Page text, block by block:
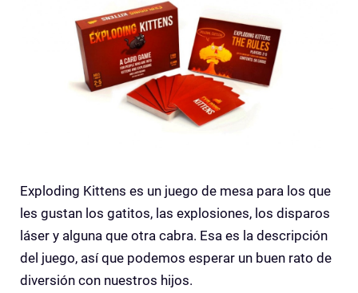
Exploding Kittens es un juego de mesa para los que
les gustan los gatitos, las explosiones, los disparos
láser y alguna que otra cabra. Esa es la descripción
del juego, así que podemos esperar un buen rato de
diversión con nuestros hijos.